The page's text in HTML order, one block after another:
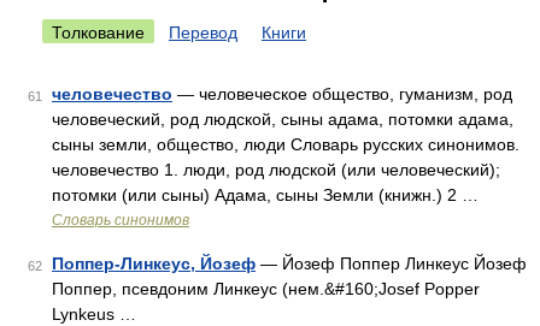
Толкование Перевод Книги
61 человечество — человеческое общество, гуманизм, род
человеческий, род людской, сыны адама, потомки адама,
сыны земли, общество, люди Словарь русских синонимов.
человечество 1. люди, род людской (или человеческий);
потомки (или сыны) Адама, сыны Земли (книжн.) 2 …
Словарь синонимов
62 Поппер-Линкеус, Йозеф — Йозеф Поппер Линкеус Йозеф
Поппер, псевдоним Линкеус (нем.&#160;Josef Popper
Lynkeus …